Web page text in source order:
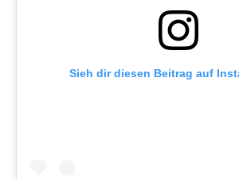
Sieh dir diesen Beitrag auf